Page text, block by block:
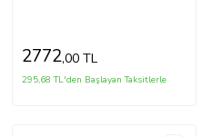
2772,00 TL
295,68 TL'den Başlayan Taksitlerle